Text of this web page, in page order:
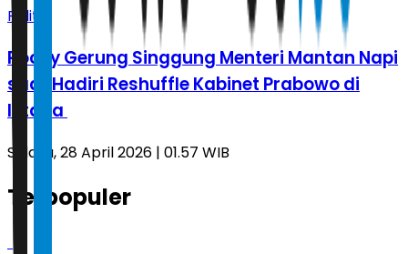
Politik
Rocky Gerung Singgung Menteri Mantan Napi
saat Hadiri Reshuffle Kabinet Prabowo di
Istana
Selasa, 28 April 2026 | 01.57 WIB
Terpopuler